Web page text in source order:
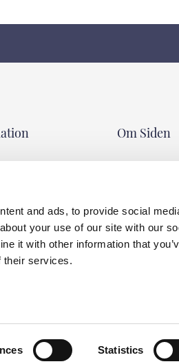
and ads, to provide social
your use of our site with our
it with other information that
their services.
Statistics
& Betalning
Om Siden
Om
Tips & Råd
Tvättråd
Miljö &